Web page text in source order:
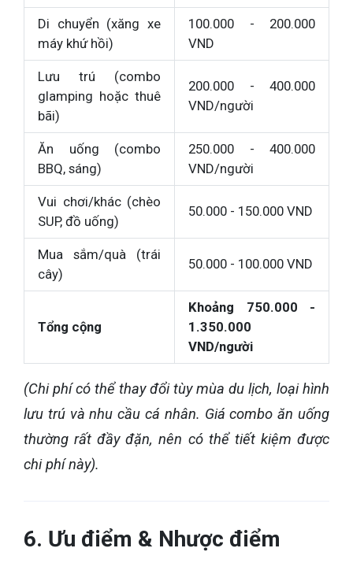
Di chuyển (xăng xe
máy khứ hồi)
100.000 - 200.000
VND
Lưu trú (combo
glamping hoặc thuê
bãi)
200.000 - 400.000
VND/người
Ăn uống (combo
BBQ, sáng)
250.000 - 400.000
VND/người
Vui chơi/khác (chèo
SUP, đồ uống)
50.000 - 150.000 VND
Mua sắm/quà (trái
cây)
50.000 - 100.000 VND
Tổng cộng
Khoảng 750.000 -
1.350.000
VND/người
(Chi phí có thể thay đổi tùy mùa du lịch, loại hình
lưu trú và nhu cầu cá nhân. Giá combo ăn uống
thường rất đầy đặn, nên có thể tiết kiệm được
chi phí này).
6. Ưu điểm & Nhược điểm